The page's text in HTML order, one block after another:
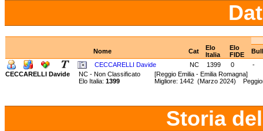
Nome Cat
Elo
Italia
Elo
FIDE
CECCARELLI Davide
NC 1399 0
-
CECCARELLI Davide
NC - Non Classificato [Reggio Emilia - Emilia Romagna]
Elo Italia: 1399 Migliore: 1442 (Marzo 2024)
Storia